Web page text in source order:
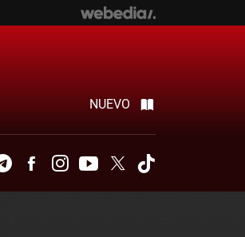
NUEVO
TelegramFacebookInstagramYoutubeTwitter